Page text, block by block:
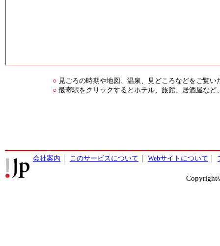
○ 見ごろの時期や地図、温泉、見どころなどをご覧い
○ 最寄駅をクリックするとホテル、旅館、居酒屋な
会社案内 このサービスについて Webサイトについて